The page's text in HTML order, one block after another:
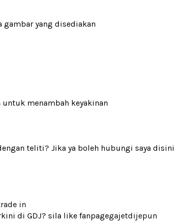
gambar yang disediakan
untuk menambah keyakinan
teliti? Jika ya boleh hubungi saya disini
in
di GDJ? sila like fanpagegajetdijepun